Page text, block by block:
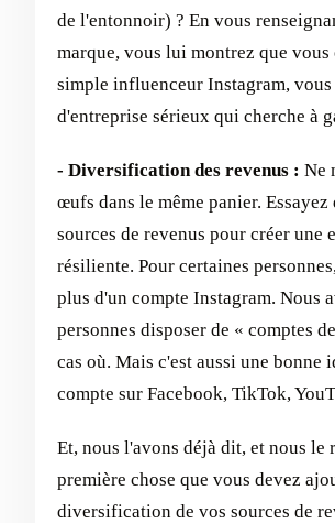
de l'entonnoir) ? En vous
marque, vous lui montrez que vous
simple influenceur Instagram, vous
d'entreprise sérieux qui cherche à
- Diversification des revenus : Ne
œufs dans le même panier.
sources de revenus pour créer une
résiliente. Pour certaines
plus d'un compte Instagram. Nous
personnes disposer de « comptes
cas où. Mais c'est aussi une bonne
compte sur Facebook, TikTok,
Et, nous l'avons déjà dit, et nous le
première chose que vous devez
diversification de vos sources de